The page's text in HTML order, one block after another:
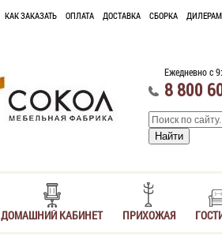
КАК ЗАКАЗАТЬ ОПЛАТА ДОСТАВКА СБОРКА ДИЛЕРАМ
Ежедневно с
8 800
ДОМАШНИЙ КАБИНЕТ ПРИХОЖАЯ